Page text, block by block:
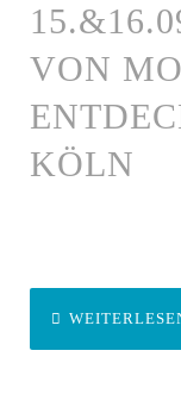
VON
KÖLN